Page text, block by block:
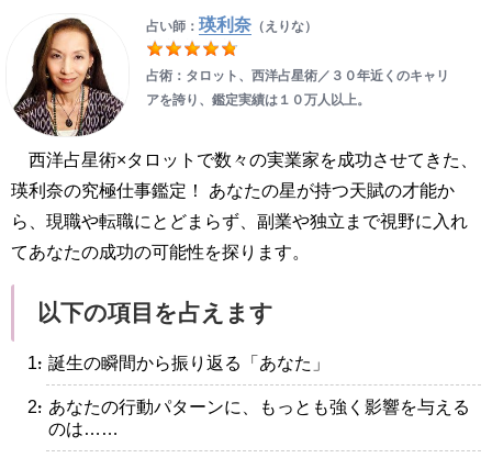
占い師： 瑛利奈（えりな）
占術：タロット、西洋占星術／３０年近くのキャリ
アを誇り、鑑定実績は１０万人以上。
西洋占星術×タロットで数々の実業家を成功させてきた、
瑛利奈の究極仕事鑑定！ あなたの星が持つ天賦の才能か
ら、現職や転職にとどまらず、副業や独立まで視野に入れ
てあなたの成功の可能性を探ります。
以下の項目を占えます
・誕生の瞬間から振り返る「あなた」
・あなたの行動パターンに、もっとも強く影響を与える
のは……